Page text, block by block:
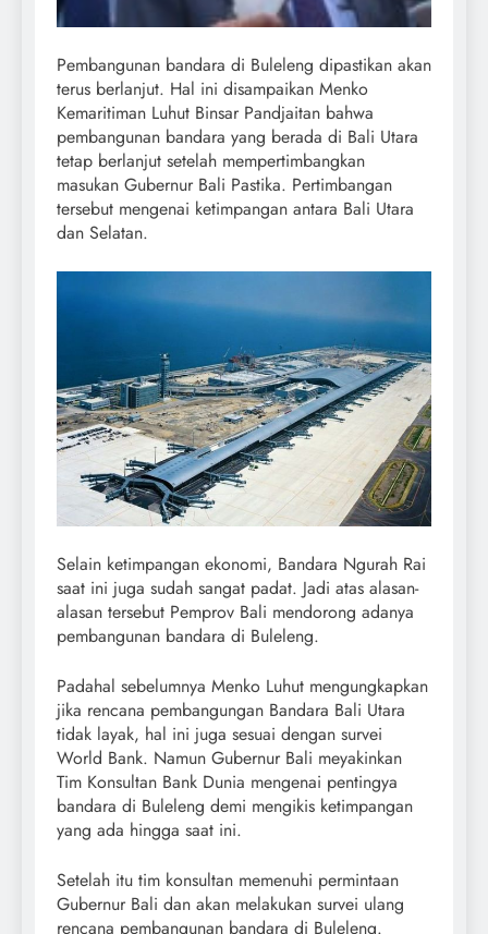
Pembangunan bandara di Buleleng dipastikan akan
terus berlanjut. Hal ini disampaikan Menko
Kemaritiman Luhut Binsar Pandjaitan bahwa
pembangunan bandara yang berada di Bali Utara
tetap berlanjut setelah mempertimbangkan
masukan Gubernur Bali Pastika. Pertimbangan
tersebut mengenai ketimpangan antara Bali Utara
dan Selatan.
Selain ketimpangan ekonomi, Bandara Ngurah Rai
saat ini juga sudah sangat padat. Jadi atas alasan-
alasan tersebut Pemprov Bali mendorong adanya
pembangunan bandara di Buleleng.
Padahal sebelumnya Menko Luhut mengungkapkan
jika rencana pembangungan Bandara Bali Utara
tidak layak, hal ini juga sesuai dengan survei
World Bank. Namun Gubernur Bali meyakinkan
Tim Konsultan Bank Dunia mengenai pentingya
bandara di Buleleng demi mengikis ketimpangan
yang ada hingga saat ini.
Setelah itu tim konsultan memenuhi permintaan
Gubernur Bali dan akan melakukan survei ulang
rencana pembangunan bandara di Buleleng.